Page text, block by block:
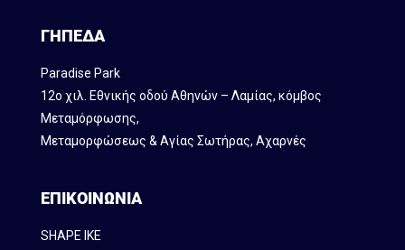
ΓΗΠΕΔΑ
Paradise Park
12ο χιλ. Εθνικής οδού Αθηνών – Λαμίας, κόμβος
Mεταμόρφωσης,
Μεταμορφώσεως & Αγίας Σωτήρας, Αχαρνές
ΕΠΙΚΟΙΝΩΝΙΑ
SHAPE IKE